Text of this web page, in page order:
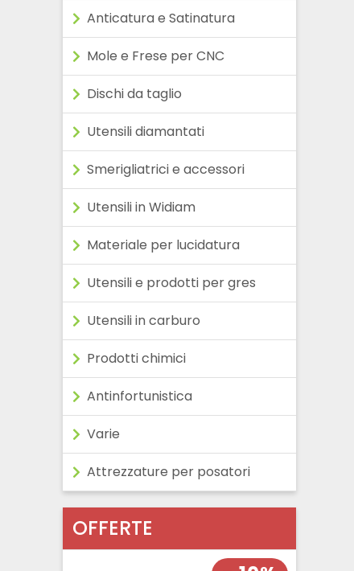
Anticatura e Satinatura
Mole e Frese per CNC
Dischi da taglio
Utensili diamantati
Smerigliatrici e accessori
Utensili in Widiam
Materiale per lucidatura
Utensili e prodotti per gres
Utensili in carburo
Prodotti chimici
Antinfortunistica
Varie
Attrezzature per posatori
OFFERTE